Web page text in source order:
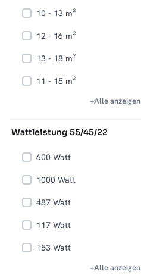
10 - 13 m²
12 - 16 m²
13 - 18 m²
11 - 15 m²
Alle anzeigen
Wattleistung 55/45/22
600 Watt
1000 Watt
487 Watt
117 Watt
153 Watt
Alle anzeigen